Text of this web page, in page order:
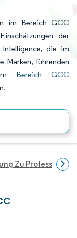
im Bereich GCC
der
die im
Marken, führenden
Bereich GCC
Zu